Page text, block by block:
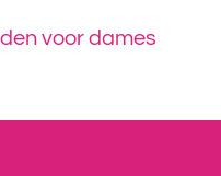
voor dames